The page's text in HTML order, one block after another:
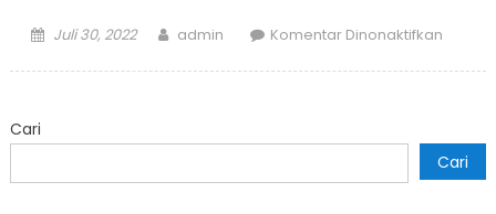
Posted
Juli 30, 2022 Author
admin Komentar Dinonaktifkan
Cari
Cari